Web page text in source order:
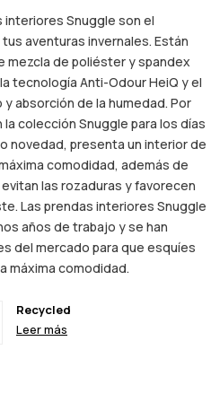
interiores Snuggle son el
aventuras invernales. Están
de poliéster y spandex
tecnología Anti-Odour HeiQ y el
absorción de la humedad. Por
colección Snuggle para los días
novedad, presenta un interior de
comodidad, además de
las rozaduras y favorecen
Las prendas interiores Snuggle
años de trabajo y se han
del mercado para que esquíes
máxima comodidad.
Recycled
Leer más